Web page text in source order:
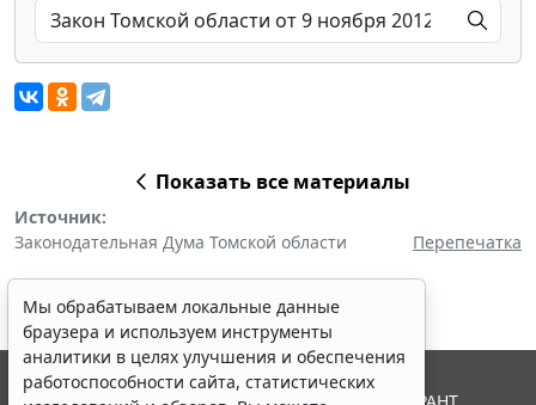
Показать все материалы
Источник:
Законодательная Дума Томской области
Перепечатка
Мы обрабатываем локальные данные
браузера и используем инструменты
аналитики в целях улучшения и обеспечения
работоспособности сайта, статистических
© ООО "НПП "ГАРАНТ-СЕРВИС", 2026. Система ГАРАНТ